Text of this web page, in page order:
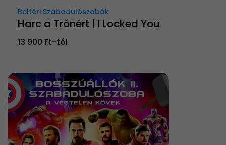
Beltéri Szabadulószobák
Harc a Trónért | I Locked You
13 900 Ft-tól